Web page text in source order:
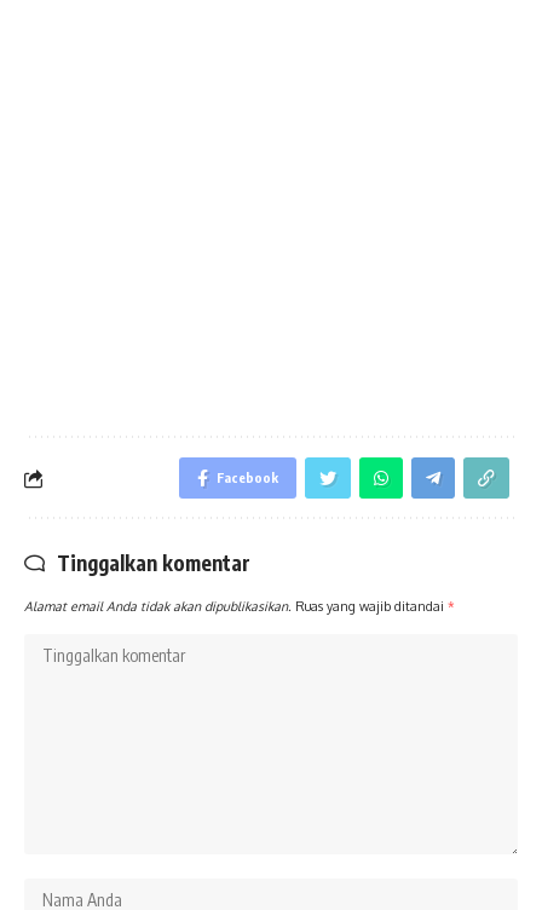
Facebook
Tinggalkan komentar
Alamat email Anda tidak akan dipublikasikan. Ruas yang wajib ditandai *